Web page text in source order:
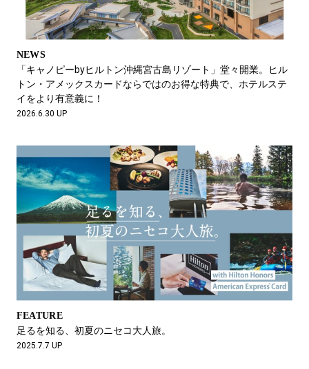
#Commune H #FOCUS IT #AH.H
#ととけん #FASHION #MUSIC #MOVIE
#LIFESTYLE
#SPORTS #HANDSOME HANDBOOK
NEWS
「キャノピーbyヒルトン沖縄宮古島リゾート」堂々開業。ヒル
トン・アメックスカードならではのお得な特典で、ホテルステ
イをより有意義に！
2026.6.30 UP
FEATURE
足るを知る、初夏のニセコ大人旅。
2025.7.7 UP